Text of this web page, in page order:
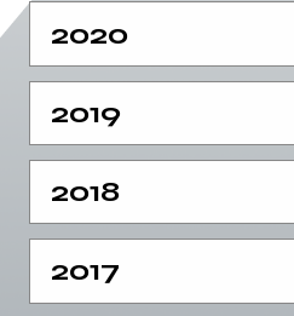
2020
2019
2018
2017